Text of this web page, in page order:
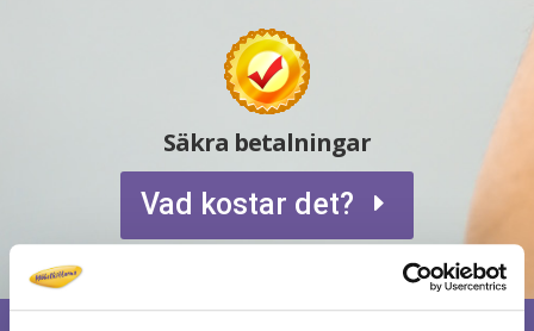
Säkra betalningar
Vad kostar det?